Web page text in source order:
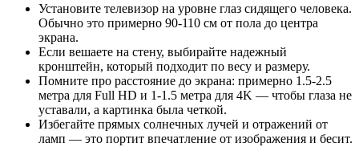
Установите телевизор на уровне глаз сидящего человека.
Обычно это примерно 90-110 см от пола до центра
экрана.
Если вешаете на стену, выбирайте надежный
кронштейн, который подходит по весу и размеру.
Помните про расстояние до экрана: примерно 1.5-2.5
метра для Full HD и 1-1.5 метра для 4K — чтобы глаза не
уставали, а картинка была четкой.
Избегайте прямых солнечных лучей и отражений от
ламп — это портит впечатление от изображения и бесит.